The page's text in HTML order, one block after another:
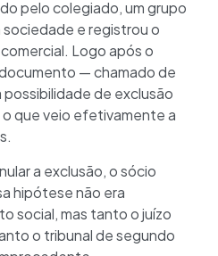
pelo colegiado, um grupo
e registrou o
Logo após o
— chamado de
de exclusão
que veio efetivamente a
a exclusão, o sócio
hipótese não era
social, mas tanto o juízo
o tribunal de segundo